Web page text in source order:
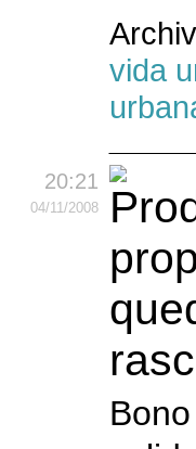
vida
20:21
04/11/2008